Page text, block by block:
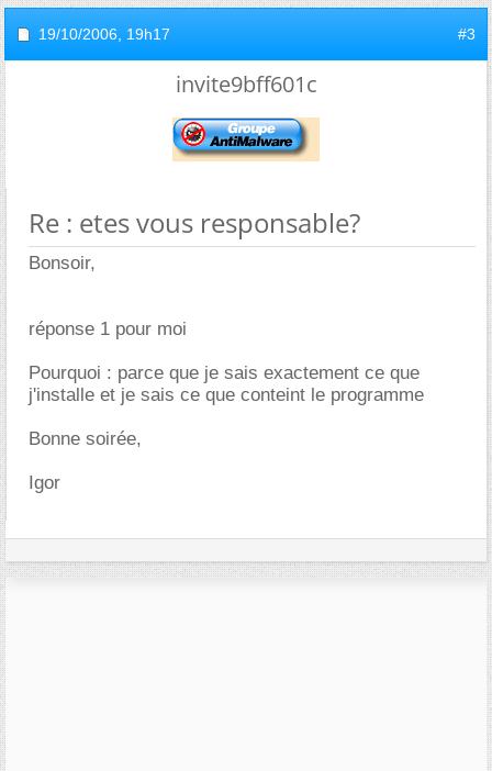
19/10/2006, 19h17 #3
invite9bff601c
Re : etes vous responsable?
Bonsoir,
réponse 1 pour moi
Pourquoi : parce que je sais exactement ce que
j'installe et je sais ce que conteint le programme
Bonne soirée,
Igor